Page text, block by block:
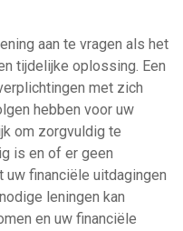
aan te vragen als het
tijdelijke oplossing. Een
met zich
hebben voor uw
om zorgvuldig te
is en of er geen
uw financiële uitdagingen
leningen kan
en uw financiële